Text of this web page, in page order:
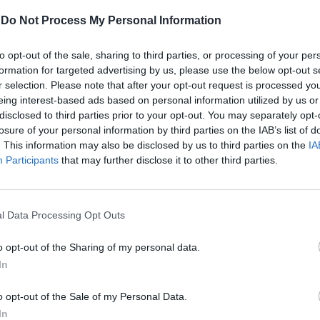
Do Not Process My Personal Information
opt-out of the sale, sharing to third parties, or processing of your
for targeted advertising by us, please use the below opt-out
selection. Please note that after your opt-out request is processed
interest-based ads based on personal information utilized by us
to third parties prior to your opt-out. You may separately
of your personal information by third parties on the IAB’s list of
This information may also be disclosed by us to third parties on the
Participants that may further disclose it to other third parties.
Data Processing Opt Outs
opt-out of the Sharing of my personal data.
opt-out of the Sale of my Personal Data.
tu usi la testa e avrai sempre la
dama: “Gli hai dato dello stalker, la tua
essere subito sì altrimenti vuol dire
Dopo Gemma Galgani che rinfaccia a
alti e bassi peggio del gabbiano Giorgio
fidanzato con un'altra, tocca a
e Denise. Il siciliano, che ci ha provato
donne del pubblico di Pomeriggio Cinque
zompetta senza pudore da Denise a
da tanta sfacciataggine, ha fatto
levasse questi paletti tu non
e quello: “No, penso proprio di
alle belle addormentate l'antifona e
dici se non ci fossero questi
Rudy Giuliani a Come States?
Trump, Meloni e la strategia
americana